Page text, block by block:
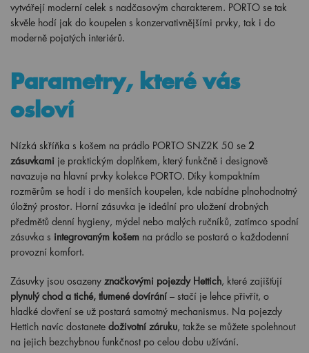
vytvářejí moderní celek s nadčasovým charakterem. PORTO se tak
skvěle hodí jak do koupelen s konzervativnějšími prvky, tak i do
moderně pojatých interiérů.
Parametry, které vás
osloví
Nízká skříňka s košem na prádlo PORTO SNZ2K 50 se 2
zásuvkami je praktickým doplňkem, který funkčně i designově
navazuje na hlavní prvky kolekce PORTO. Díky kompaktním
rozměrům se hodí i do menších koupelen, kde nabídne plnohodnotný
úložný prostor. Horní zásuvka je ideální pro uložení drobných
předmětů denní hygieny, mýdel nebo malých ručníků, zatímco spodní
zásuvka s integrovaným košem na prádlo se postará o každodenní
provozní komfort.
Zásuvky jsou osazeny značkovými pojezdy Hettich, které zajišťují
plynulý chod a tiché, tlumené dovírání – stačí je lehce přivřít, o
hladké dovření se už postará samotný mechanismus. Na pojezdy
Hettich navíc dostanete doživotní záruku, takže se můžete spolehnout
na jejich bezchybnou funkčnost po celou dobu užívání.